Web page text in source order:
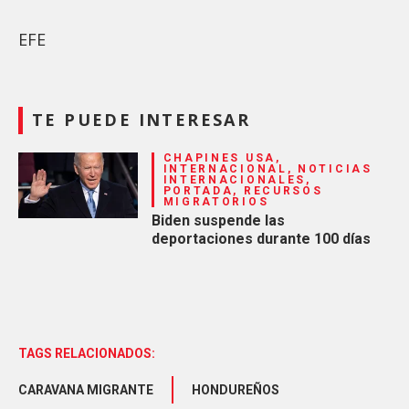
EFE
TE PUEDE INTERESAR
CHAPINES USA,
INTERNACIONAL, NOTICIAS
INTERNACIONALES,
PORTADA, RECURSOS
MIGRATORIOS
Biden suspende las
deportaciones durante 100 días
TAGS RELACIONADOS:
CARAVANA MIGRANTE HONDUREÑOS